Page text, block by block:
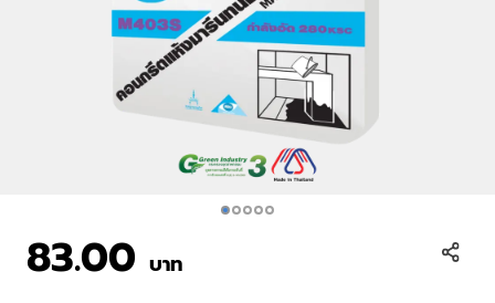
ขนาด 50
กก. | TPI
Marine
Dry
Concrete
Resistant
83.00 บาท